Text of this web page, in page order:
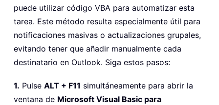
puede utilizar código VBA para automatizar esta
tarea. Este método resulta especialmente útil para
notificaciones masivas o actualizaciones grupales,
evitando tener que añadir manualmente cada
destinatario en Outlook. Siga estos pasos:
1. Pulse ALT + F11 simultáneamente para abrir la
ventana de Microsoft Visual Basic para